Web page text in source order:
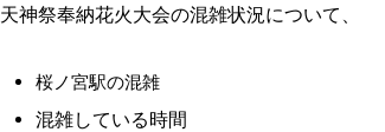
天神祭奉納花火大会の混雑状況について、
桜ノ宮駅の混雑
混雑している時間